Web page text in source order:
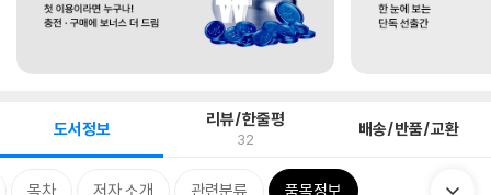
도서정보 리뷰/한줄평
32 배송/반품/교환
목차 저자 소개 관련분류 품목정보